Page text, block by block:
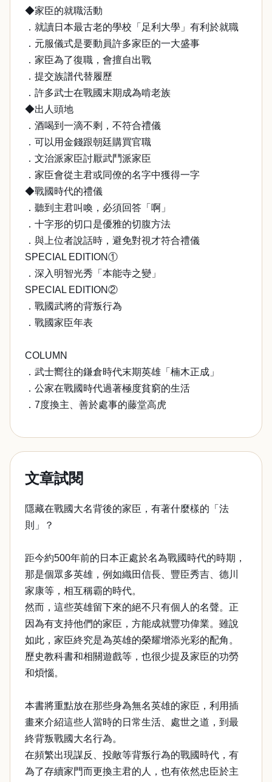
◆家臣的就職活動
．就讀日本最古老的學校「足利大學」有利於就職
．元服儀式是要動員許多家臣的一大盛事
．家臣為了復職，會擅自出戰
．提交族譜代替履歷
．許多武士在戰國末期成為啃老族
◆出人頭地
．酒喝到一滴不剩，不符合禮儀
．可以用金錢跟朝廷購買官職
．文治派家臣討厭武鬥派家臣
．家臣會從主君或同僚的名字中獲得一字
◆戰國時代的禮儀
．聽到主君叫喚，必須回答「啊」
．十字形的切口是優雅的切腹方法
．與上位者說話時，避免對視才符合禮儀
SPECIAL EDITION①
．深入明智光秀「本能寺之變」
SPECIAL EDITION②
．戰國武將的背叛行為
．戰國家臣年表
COLUMN
．武士嚮往的鎌倉時代末期英雄「楠木正成」
．公家在戰國時代過著極度貧窮的生活
．7度換主、善於處事的藤堂高虎
文章試閱
隱藏在戰國大名背後的家臣，有著什麼樣的「法
則」？
距今約500年前的日本正處於名為戰國時代的時期，
那是個眾多英雄，例如織田信長、豐臣秀吉、德川
家康等，相互稱霸的時代。
然而，這些英雄留下來的絕不只有個人的名聲。正
因為有支持他們的家臣，方能成就豐功偉業。雖說
如此，家臣終究是為英雄的榮耀增添光彩的配角。
歷史教科書和相關遊戲等，也很少提及家臣的功勞
和煩惱。
本書將重點放在那些身為無名英雄的家臣，利用插
畫來介紹這些人當時的日常生活、處世之道，到最
終背叛戰國大名行為。
在頻繁出現謀反、投敵等背叛行為的戰國時代，有
為了存續家門而更換主君的人，也有依然忠臣於主